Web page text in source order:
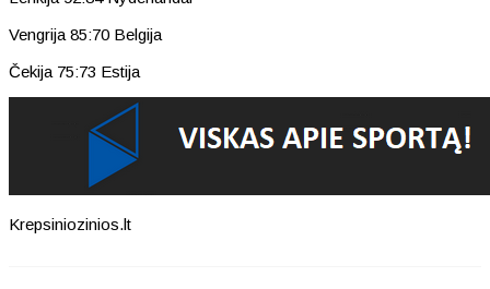
Vengrija 85:70 Belgija
Čekija 75:73 Estija
Krepsiniozinios.lt